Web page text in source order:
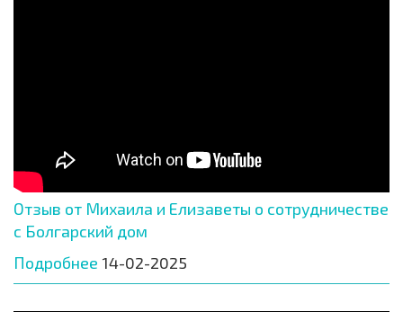
Отзыв от Михаила и Елизаветы о сотрудничестве
с Болгарский дом
Подробнее 14-02-2025